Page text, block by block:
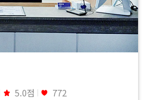
5.0점 772